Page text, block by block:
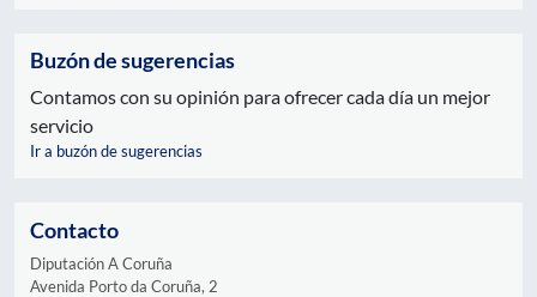
Buzón de sugerencias
Contamos con su opinión para ofrecer cada día un mejor
servicio
Ir a buzón de sugerencias
Contacto
Diputación A Coruña
Avenida Porto da Coruña, 2